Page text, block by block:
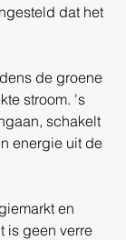
dat het
de groene
stroom. 's
schakelt
energie uit de
en
is geen verre